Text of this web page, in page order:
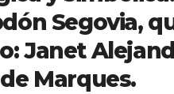
Segovia,
Janet
Marques.